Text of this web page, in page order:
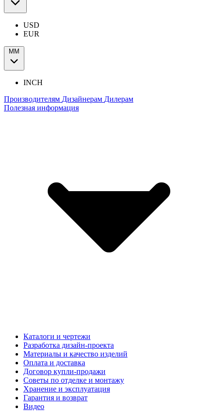
USD
EUR
ММ
INCH
Производителям Дизайнерам Дилерам
Полезная информация
Каталоги и чертежи
Разработка дизайн-проекта
Материалы и качество изделий
Оплата и доставка
Договор купли-продажи
Советы по отделке и монтажу
Хранение и эксплуатация
Гарантия и возврат
Видео